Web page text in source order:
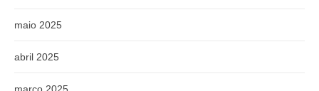
maio 2025
abril 2025